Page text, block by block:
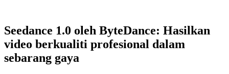
Seedance 1.0 oleh ByteDance: Hasilkan
video berkualiti profesional dalam
sebarang gaya